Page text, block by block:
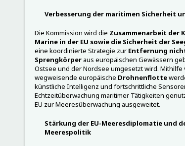
Verbesserung der maritimen Sicherheit
Die Kommission wird die Zusammenarbeit der
Marine in der EU sowie die Sicherheit der
eine koordinierte Strategie zur Entfernung
Sprengkörperaus europäischen Gewässern
Ostsee und der Nordsee umgesetzt wird.
wegweisende europäische Drohnenflotte
künstliche Intelligenz und fortschrittliche
Echtzeitüberwachung maritimer Tätigkeiten
EU zur Meeresüberwachung ausgeweitet.
Stärkung der EU-Meeresdiplomatie und
Meerespolitik